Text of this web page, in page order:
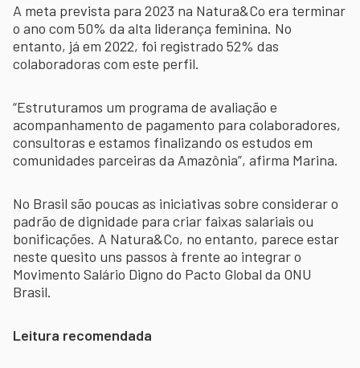
A meta prevista para 2023 na Natura&Co era terminar
o ano com 50% da alta liderança feminina. No
entanto, já em 2022, foi registrado 52% das
colaboradoras com este perfil.
“Estruturamos um programa de avaliação e
acompanhamento de pagamento para colaboradores,
consultoras e estamos finalizando os estudos em
comunidades parceiras da Amazônia”, afirma Marina.
No Brasil são poucas as iniciativas sobre considerar o
padrão de dignidade para criar faixas salariais ou
bonificações. A Natura&Co, no entanto, parece estar
neste quesito uns passos à frente ao integrar o
Movimento Salário Digno do Pacto Global da ONU
Brasil.
Leitura recomendada